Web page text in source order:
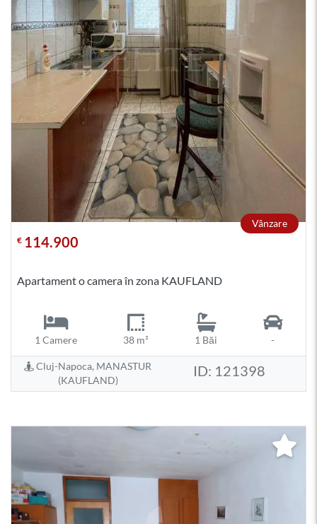
Vânzare
€ 114.900
Apartament o camera în zona KAUFLAND
1 Camere 38 m² 1 Băi -
Cluj-Napoca, MANASTUR
(KAUFLAND)
ID: 121398